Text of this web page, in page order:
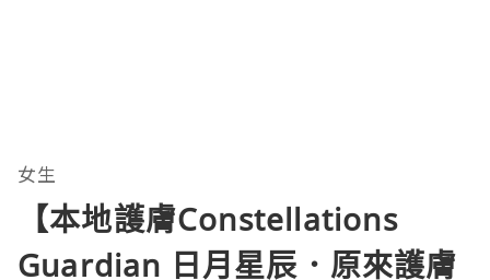
女生
【本地護膚Constellations
Guardian 日月星辰．原來護膚